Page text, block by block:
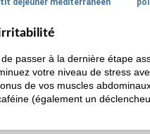
déjeuner méditerranéen
passer à la dernière étape
votre niveau de stress
de vos muscles
(également un